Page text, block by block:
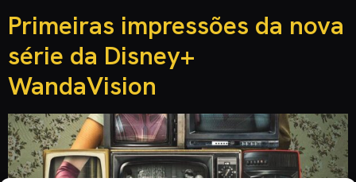
Primeiras impressões da nova
série da Disney+
WandaVision